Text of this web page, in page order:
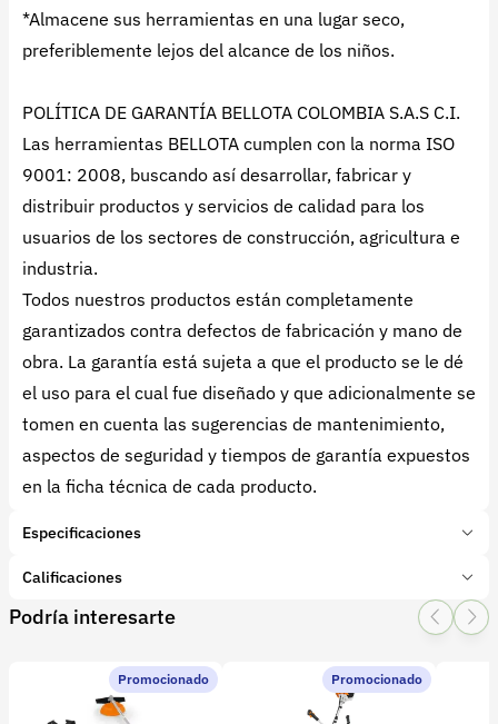
*Almacene sus herramientas en una lugar seco,
preferiblemente lejos del alcance de los niños.
POLÍTICA DE GARANTÍA BELLOTA COLOMBIA S.A.S C.I.
Las herramientas BELLOTA cumplen con la norma ISO
9001: 2008, buscando así desarrollar, fabricar y
distribuir productos y servicios de calidad para los
usuarios de los sectores de construcción, agricultura e
industria.
Todos nuestros productos están completamente
garantizados contra defectos de fabricación y mano de
obra. La garantía está sujeta a que el producto se le dé
el uso para el cual fue diseñado y que adicionalmente se
tomen en cuenta las sugerencias de mantenimiento,
aspectos de seguridad y tiempos de garantía expuestos
en la ficha técnica de cada producto.
Especificaciones
Marca:
BELLOTA
Tipo de producto:Insumo
Subcategoría:Herramientas manuales (Cuchillos, machetes,
Calificaciones
1 Star
2 Star
3 Star4 Star
0 calificaciones
Podría interesarte
Promocionado Promocionado